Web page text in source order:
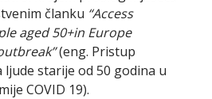
članku “Access
aged 50+in Europe
(eng. Pristup
starije od 50 godina u
COVID 19).